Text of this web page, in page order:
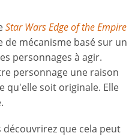
Star Wars Edge of the Empire
de mécanisme basé sur un
personnages à agir.
personnage une raison
qu'elle soit originale. Elle
que cela peut